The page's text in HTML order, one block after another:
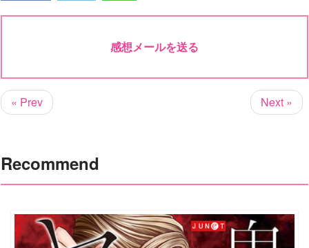
感想メールを送る
« Prev Next »
Recommend